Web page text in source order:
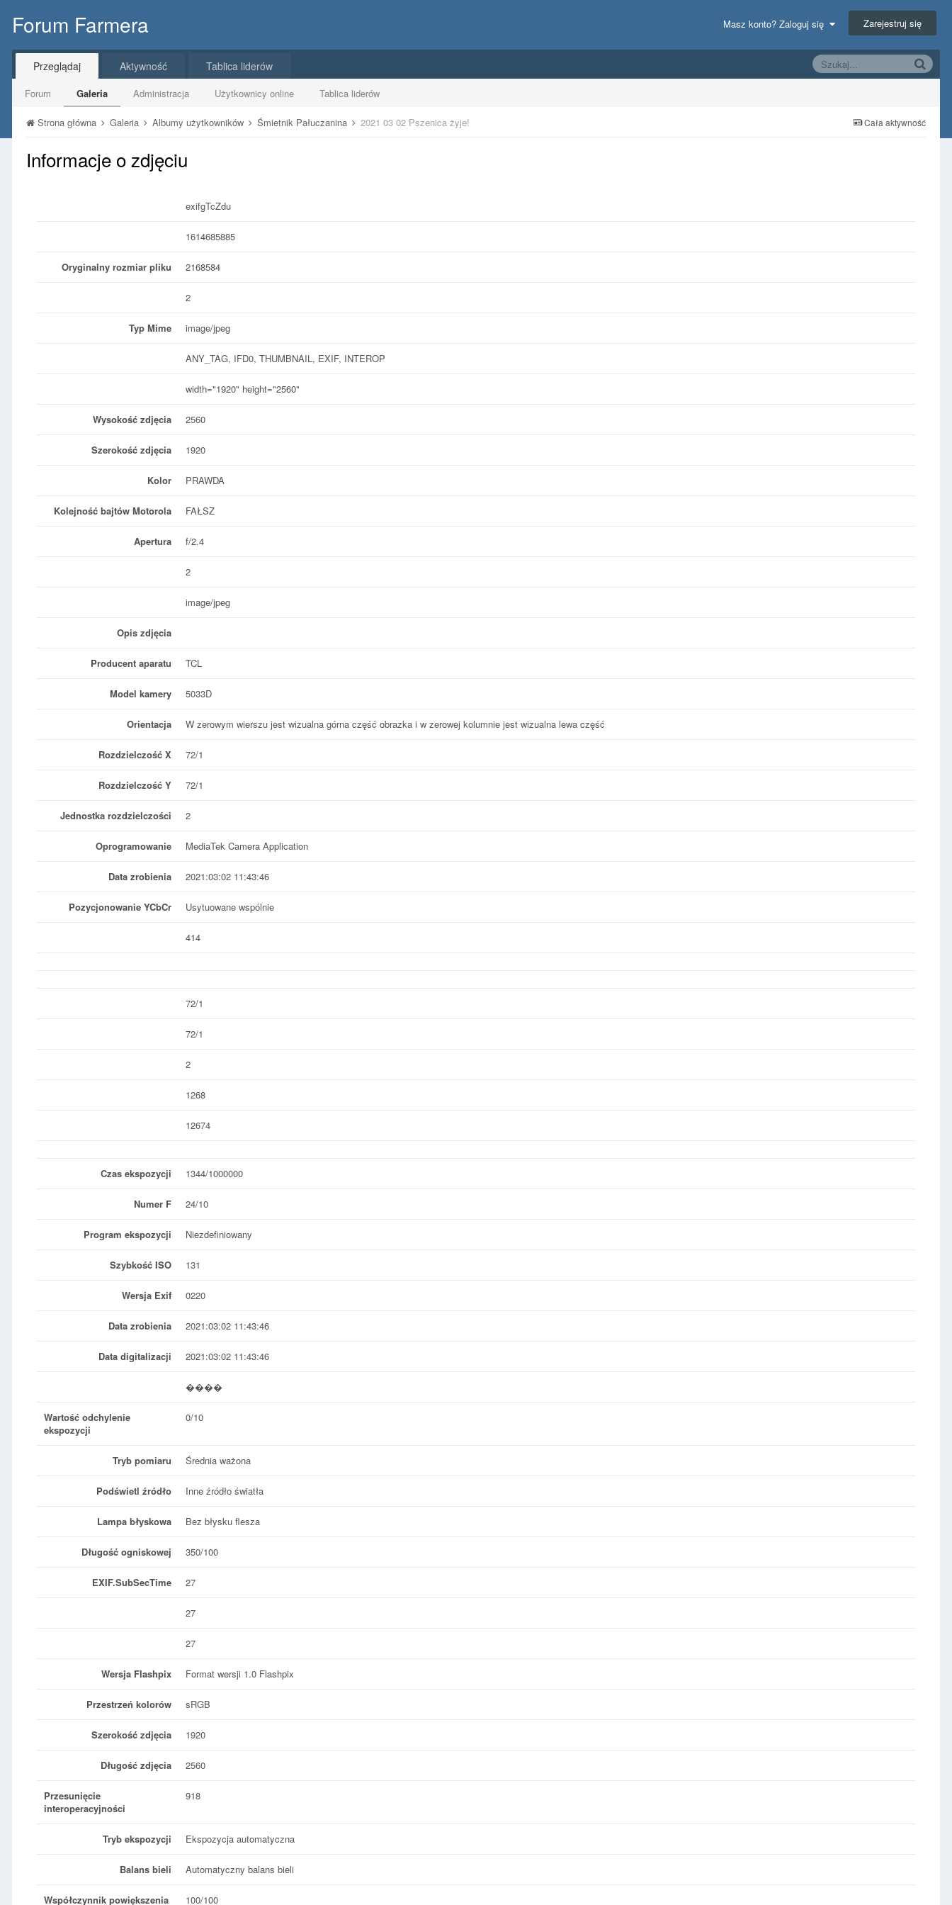
Forum Farmera Masz konto? Zaloguj się Zarejestruj się
Przeglądaj
Forum Galeria Administracja Użytkownicy online Tablica liderów
Aktywność Tablica liderów
Cała aktywność
Strona główna Galeria Albumy użytkowników Śmietnik Pałuczanina 2021 03 02 Pszenica żyje!
Informacje o zdjęciu
exifgTcZdu
1614685885
Oryginalny rozmiar pliku 2168584
2
Typ Mime image/jpeg
ANY_TAG, IFD0, THUMBNAIL, EXIF, INTEROP
width="1920" height="2560"
Wysokość zdjęcia 2560
Szerokość zdjęcia 1920
Kolor PRAWDA
Kolejność bajtów Motorola FAŁSZ
Apertura f/2.4
2
image/jpeg
Opis zdjęcia
Producent aparatu TCL
Model kamery 5033D
Orientacja W zerowym wierszu jest wizualna górna część obrazka i w zerowej kolumnie jest wizualna lewa część
Rozdzielczość X 72/1
Rozdzielczość Y 72/1
Jednostka rozdzielczości 2
Oprogramowanie MediaTek Camera Application
Data zrobienia 2021:03:02 11:43:46
Pozycjonowanie YCbCr Usytuowane wspólnie
414
72/1
72/1
2
1268
12674
Czas ekspozycji 1344/1000000
Numer F 24/10
Program ekspozycji Niezdefiniowany
Szybkość ISO 131
Wersja Exif 0220
Data zrobienia 2021:03:02 11:43:46
Data digitalizacji 2021:03:02 11:43:46
����
Wartość odchylenie
ekspozycji
0/10
Tryb pomiaru Średnia ważona
Podświetl źródło Inne źródło światła
Lampa błyskowa Bez błysku flesza
Długość ogniskowej 350/100
EXIF.SubSecTime 27
27
27
Wersja Flashpix Format wersji 1.0 Flashpix
Przestrzeń kolorów sRGB
Szerokość zdjęcia 1920
Długość zdjęcia 2560
Przesunięcie
interoperacyjności
918
Tryb ekspozycji Ekspozycja automatyczna
Balans bieli Automatyczny balans bieli
Współczynnik powiększenia 100/100